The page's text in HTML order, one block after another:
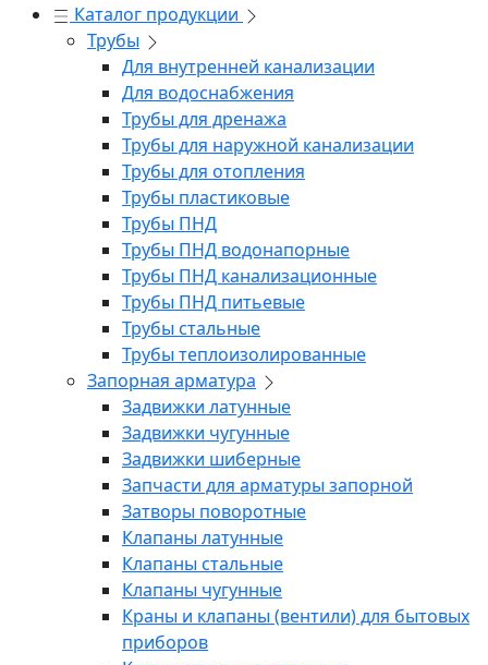
Каталог продукции
Трубы
Для внутренней канализации
Для водоснабжения
Трубы для дренажа
Трубы для наружной канализации
Трубы для отопления
Трубы пластиковые
Трубы ПНД
Трубы ПНД водонапорные
Трубы ПНД канализационные
Трубы ПНД питьевые
Трубы стальные
Трубы теплоизолированные
Запорная арматура
Задвижки латунные
Задвижки чугунные
Задвижки шиберные
Запчасти для арматуры запорной
Затворы поворотные
Клапаны латунные
Клапаны стальные
Клапаны чугунные
Краны и клапаны (вентили) для бытовых
приборов